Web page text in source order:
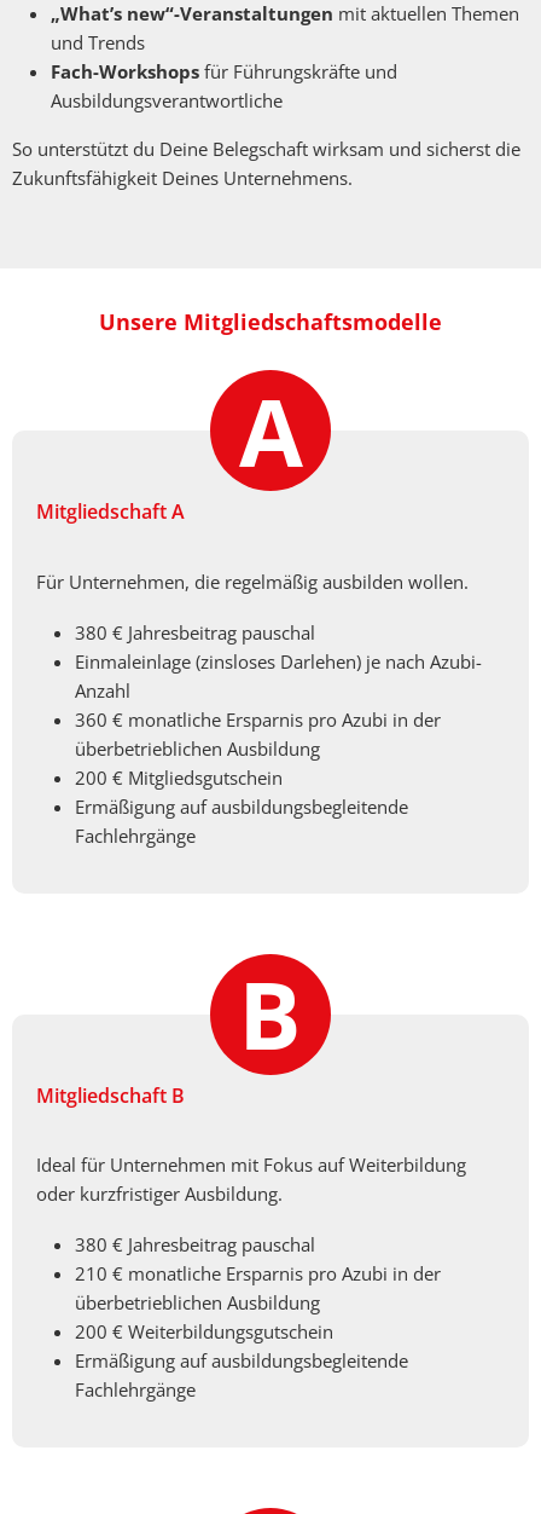
„What’s new“-Veranstaltungen mit aktuellen Themen
und Trends
Fach-Workshops für Führungskräfte und
Ausbildungsverantwortliche
So unterstützt du Deine Belegschaft wirksam und sicherst die
Zukunftsfähigkeit Deines Unternehmens.
Unsere Mitgliedschaftsmodelle
Mitgliedschaft A
Für Unternehmen, die regelmäßig ausbilden wollen.
380 € Jahresbeitrag pauschal
Einmaleinlage (zinsloses Darlehen) je nach Azubi-
Anzahl
360 € monatliche Ersparnis pro Azubi in der
überbetrieblichen Ausbildung
200 € Mitgliedsgutschein
Ermäßigung auf ausbildungsbegleitende
Fachlehrgänge
Mitgliedschaft B
Ideal für Unternehmen mit Fokus auf Weiterbildung
oder kurzfristiger Ausbildung.
380 € Jahresbeitrag pauschal
210 € monatliche Ersparnis pro Azubi in der
überbetrieblichen Ausbildung
200 € Weiterbildungsgutschein
Ermäßigung auf ausbildungsbegleitende
Fachlehrgänge